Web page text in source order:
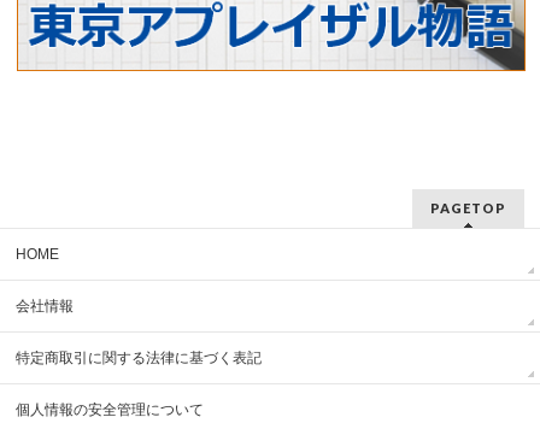
PAGETOP
HOME
会社情報
特定商取引に関する法律に基づく表記
個人情報の安全管理について